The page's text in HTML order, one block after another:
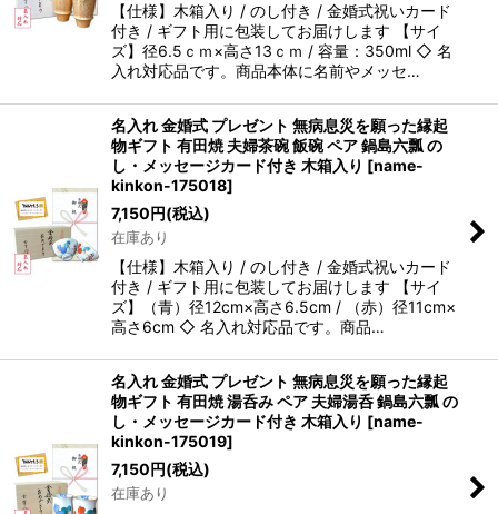
【仕様】木箱入り / のし付き / 金婚式祝いカード
付き / ギフト用に包装してお届けします 【サイ
ズ】径6.5ｃｍ×高さ13ｃｍ / 容量：350ml ◇ 名
入れ対応品です。商品本体に名前やメッセ…
名入れ 金婚式 プレゼント 無病息災を願った縁起
物ギフト 有田焼 夫婦茶碗 飯碗 ペア 鍋島六瓢 の
し・メッセージカード付き 木箱入り [name-
kinkon-175018]
7,150円(税込)
在庫あり
【仕様】木箱入り / のし付き / 金婚式祝いカード
付き / ギフト用に包装してお届けします 【サイ
ズ】（青）径12cm×高さ6.5cm / （赤）径11cm×
高さ6cm ◇ 名入れ対応品です。商品…
名入れ 金婚式 プレゼント 無病息災を願った縁起
物ギフト 有田焼 湯呑み ペア 夫婦湯呑 鍋島六瓢 の
し・メッセージカード付き 木箱入り [name-
kinkon-175019]
7,150円(税込)
在庫あり